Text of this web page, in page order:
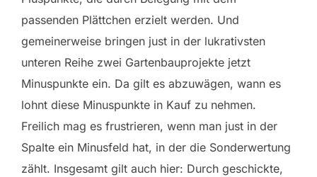
passenden Plättchen erzielt werden. Und
gemeinerweise bringen just in der lukrativsten
unteren Reihe zwei Gartenbauprojekte jetzt
Minuspunkte ein. Da gilt es abzuwägen, wann es
lohnt diese Minuspunkte in Kauf zu nehmen.
Freilich mag es frustrieren, wenn man just in der
Spalte ein Minusfeld hat, in der die Sonderwertung
zählt. Insgesamt gilt auch hier: Durch geschickte,